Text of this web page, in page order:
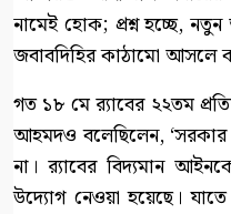
নামেই হোক; প্রশ্ন হচ্ছে, নতুন
জবাবদিহির কাঠামো আসলে
গত ১৮ মে র‍্যাবের ২২তম
আহমদও বলেছিলেন, ‘সরকার
না। র‍্যাবের বিদ্যমান
উদ্যোগ নেওয়া হয়েছে। যাতে